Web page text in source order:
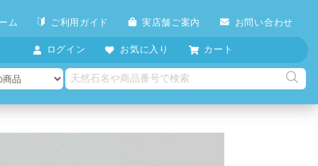
ム ご利用ガイド 実店舗ご案内 お問い合わせ
ログイン お気に入り カート